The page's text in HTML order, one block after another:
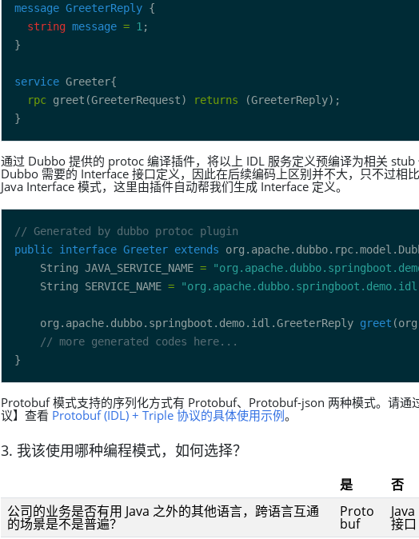
message GreeterReply
string message = 1
service
rpc greet(GreeterRequest) returns
通过 Dubbo 提供的 protoc 编译插件，将以上 IDL 服务定义预编译为相关 stub
Dubbo 需要的 Interface 接口定义，因此在后续编码上区别并不大，只不过相
Java Interface 模式，这里由插件自动帮我们生成 Interface 定义。
// Generated by dubbo protoc plugin
public interface Greeter extends
    String JAVA_SERVICE_NAME
=
    String SERVICE_NAME
=
    org.apache.dubbo.springboot.demo.idl.GreeterReply
greet
// more generated codes here...
Protobuf 模式支持的序列化方式有 Protobuf、Protobuf-json 两种模式。请通
议】查看 Protobuf (IDL) + Triple 协议的具体使用示例。
3. 我该使用哪种编程模式，如何选择？
是
否
公司的业务是否有用 Java 之外的其他语言，跨语言互通
的场景是不是普遍？
Proto
buf
Java
接口